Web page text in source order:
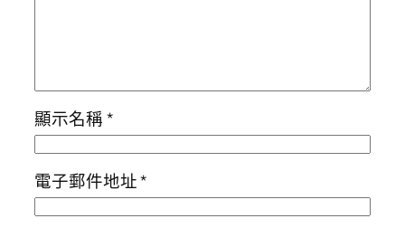
顯示名稱*
電子郵件地址*